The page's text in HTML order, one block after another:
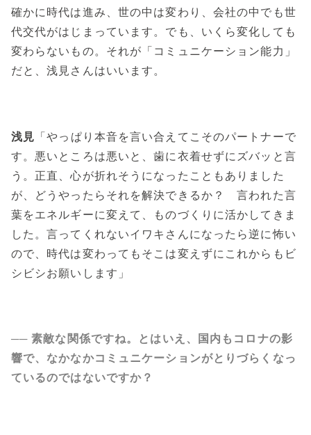
確かに時代は進み、世の中は変わり、会社の中でも世
代交代がはじまっています。でも、いくら変化しても
変わらないもの。それが「コミュニケーション能力」
だと、浅見さんはいいます。
浅見 「やっぱり本音を言い合えてこそのパートナーで
す。悪いところは悪いと、歯に衣着せずにズバッと言
う。正直、心が折れそうになったこともありました
が、どうやったらそれを解決できるか？ 言われた言
葉をエネルギーに変えて、ものづくりに活かしてきま
した。言ってくれないイワキさんになったら逆に怖い
ので、時代は変わってもそこは変えずにこれからもビ
シビシお願いします」
── 素敵な関係ですね。とはいえ、国内もコロナの影
響で、なかなかコミュニケーションがとりづらくなっ
ているのではないですか？